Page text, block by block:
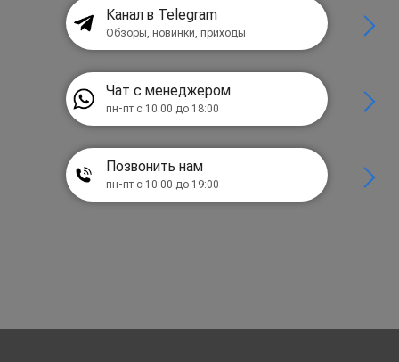
Канал в Telegram
Обзоры, новинки, приходы
Чат с менеджером
пн-пт с 10:00 до 18:00
Позвонить нам
пн-пт с 10:00 до 19:00